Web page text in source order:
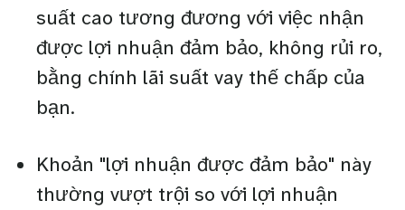
suất cao tương đương với việc nhận
được lợi nhuận đảm bảo, không rủi ro,
bằng chính lãi suất vay thế chấp của
bạn.
Khoản "lợi nhuận được đảm bảo" này
thường vượt trội so với lợi nhuận